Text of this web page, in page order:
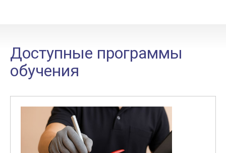
Доступные программы
обучения